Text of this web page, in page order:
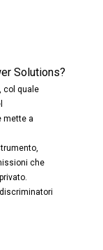
Solutions?
col quale
mette a
che